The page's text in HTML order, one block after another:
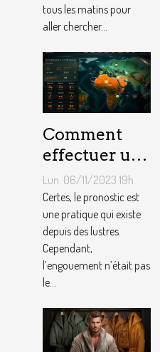
tous les matins pour
aller chercher...
Comment
effectuer un
pronostic en
ligne ?
Lun. 06/11/2023 19h
Certes, le pronostic est
une pratique qui existe
depuis des lustres.
Cependant,
l’engouement n’était pas
le...